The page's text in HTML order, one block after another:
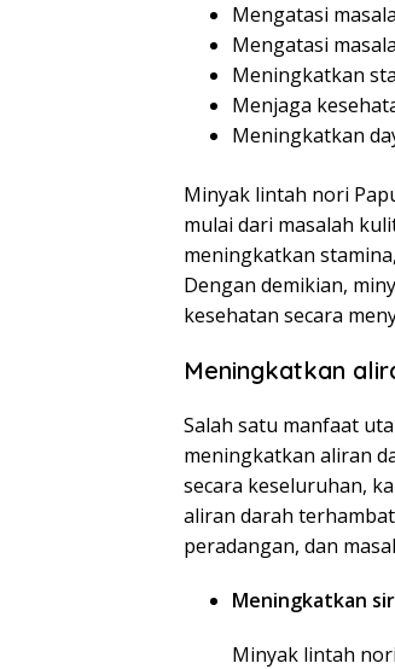
Mengatasi
Mengatasi
Meningkatkan
Menjaga
Meningkatkan
Minyak lintah nori
mulai dari masalah
meningkatkan
Dengan demikian,
kesehatan secara
Meningkatkan
Salah satu manfaat
meningkatkan aliran
secara keseluruhan,
aliran darah
peradangan, dan
Meningkatkan
Minyak lintah